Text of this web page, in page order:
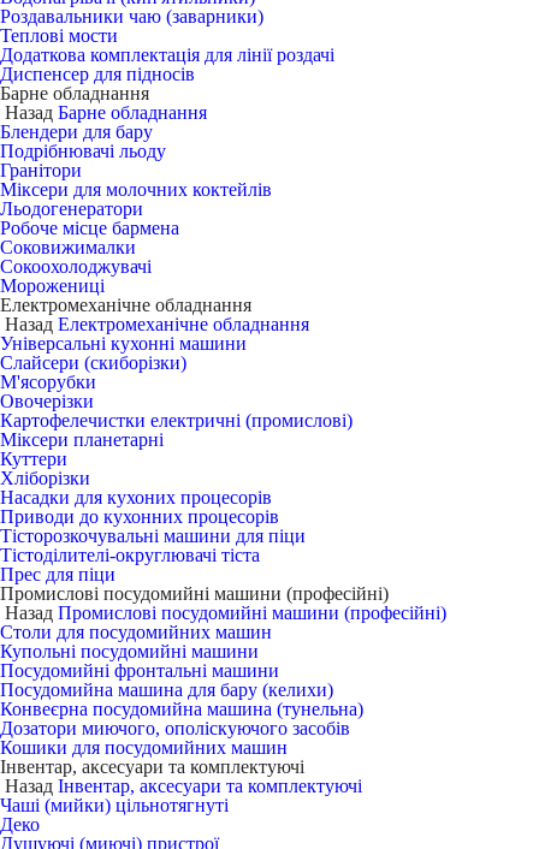
Роздавальники чаю (заварники)
Теплові мости
Додаткова комплектація для лінії роздачі
Диспенсер для підносів
Барне обладнання
Назад Барне обладнання
Блендери для бару
Подрібнювачі льоду
Гранітори
Міксери для молочних коктейлів
Льодогенератори
Робоче місце бармена
Соковижималки
Сокоохолоджувачі
Морожениці
Електромеханічне обладнання
Назад Електромеханічне обладнання
Універсальні кухонні машини
Слайсери (скиборізки)
М'ясорубки
Овочерізки
Картофелечистки електричні (промислові)
Міксери планетарні
Куттери
Хліборізки
Насадки для кухоних процесорів
Приводи до кухонних процесорів
Тісторозкочувальні машини для піци
Тістоділителі-округлювачі тіста
Прес для піци
Промислові посудомийні машини (професійні)
Назад Промислові посудомийні машини (професійні)
Столи для посудомийних машин
Купольні посудомийні машини
Посудомийні фронтальні машини
Посудомийна машина для бару (келихи)
Конвеєрна посудомийна машина (тунельна)
Дозатори миючого, ополіскуючого засобів
Кошики для посудомийних машин
Інвентар, аксесуари та комплектуючі
Назад Інвентар, аксесуари та комплектуючі
Чаші (мийки) цільнотягнуті
Деко
Душуючі (миючі) пристрої